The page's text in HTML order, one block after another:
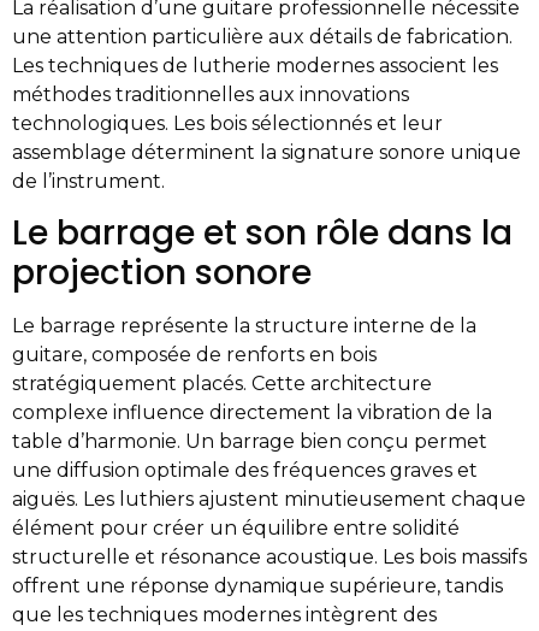
La réalisation d’une guitare professionnelle nécessite
une attention particulière aux détails de fabrication.
Les techniques de lutherie modernes associent les
méthodes traditionnelles aux innovations
technologiques. Les bois sélectionnés et leur
assemblage déterminent la signature sonore unique
de l’instrument.
Le barrage et son rôle dans la
projection sonore
Le barrage représente la structure interne de la
guitare, composée de renforts en bois
stratégiquement placés. Cette architecture
complexe influence directement la vibration de la
table d’harmonie. Un barrage bien conçu permet
une diffusion optimale des fréquences graves et
aiguës. Les luthiers ajustent minutieusement chaque
élément pour créer un équilibre entre solidité
structurelle et résonance acoustique. Les bois massifs
offrent une réponse dynamique supérieure, tandis
que les techniques modernes intègrent des